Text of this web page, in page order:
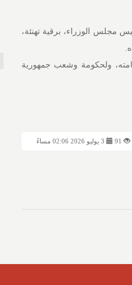
مجلس الوزراء، برقية تهنئة،
ولحكومة وشعب جمهورية
91